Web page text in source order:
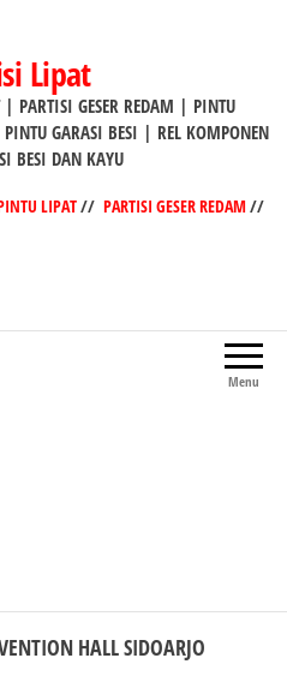
Lipat
PARTISI GESER REDAM | PINTU
GARASI BESI | REL KOMPONEN
BESI DAN KAYU
LIPAT// PARTISI GESER REDAM//
Menu
HALL SIDOARJO